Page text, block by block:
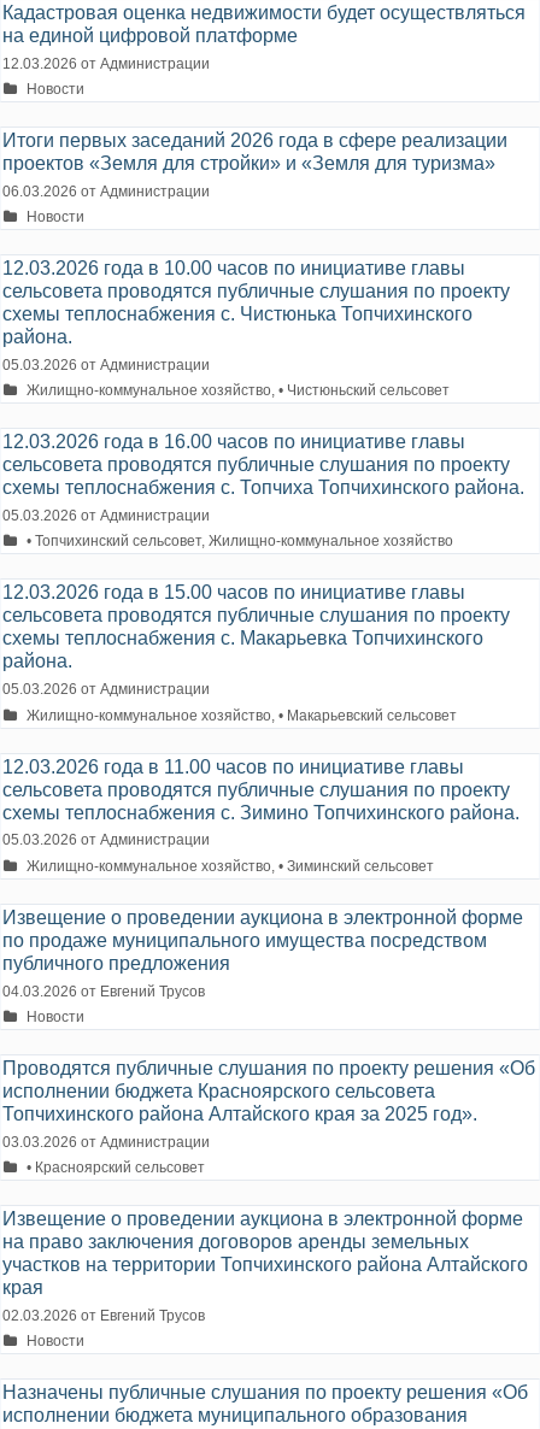
Кадастровая оценка недвижимости будет осуществляться
на единой цифровой платформе
12.03.2026 от Администрации
Рубрики
Новости
Итоги первых заседаний 2026 года в сфере реализации
проектов «Земля для стройки» и «Земля для туризма»
06.03.2026 от Администрации
Рубрики
Новости
12.03.2026 года в 10.00 часов по инициативе главы
сельсовета проводятся публичные слушания по проекту
схемы теплоснабжения с. Чистюнька Топчихинского
района.
05.03.2026 от Администрации
Рубрики
Жилищно-коммунальное хозяйство,• Чистюньский сельсовет
12.03.2026 года в 16.00 часов по инициативе главы
сельсовета проводятся публичные слушания по проекту
схемы теплоснабжения с. Топчиха Топчихинского района.
05.03.2026 от Администрации
Рубрики
• Топчихинский сельсовет,Жилищно-коммунальное хозяйство
12.03.2026 года в 15.00 часов по инициативе главы
сельсовета проводятся публичные слушания по проекту
схемы теплоснабжения с. Макарьевка Топчихинского
района.
05.03.2026 от Администрации
Рубрики
Жилищно-коммунальное хозяйство ,• Макарьевский сельсовет
12.03.2026 года в 11.00 часов по инициативе главы
сельсовета проводятся публичные слушания по проекту
схемы теплоснабжения с. Зимино Топчихинского района.
05.03.2026 от Администрации
Рубрики
Жилищно-коммунальное хозяйство ,• Зиминский сельсовет
Извещение о проведении аукциона в электронной форме
по продаже муниципального имущества посредством
публичного предложения
04.03.2026 от Евгений Трусов
Рубрики
Новости
Проводятся публичные слушания по проекту решения «Об
исполнении бюджета Красноярского сельсовета
Топчихинского района Алтайского края за 2025 год».
03.03.2026 от Администрации
Рубрики
• Красноярский сельсовет
Извещение о проведении аукциона в электронной форме
на право заключения договоров аренды земельных
участков на территории Топчихинского района Алтайского
края
02.03.2026 от Евгений Трусов
Рубрики
Новости
Назначены публичные слушания по проекту решения «Об
исполнении бюджета муниципального образования